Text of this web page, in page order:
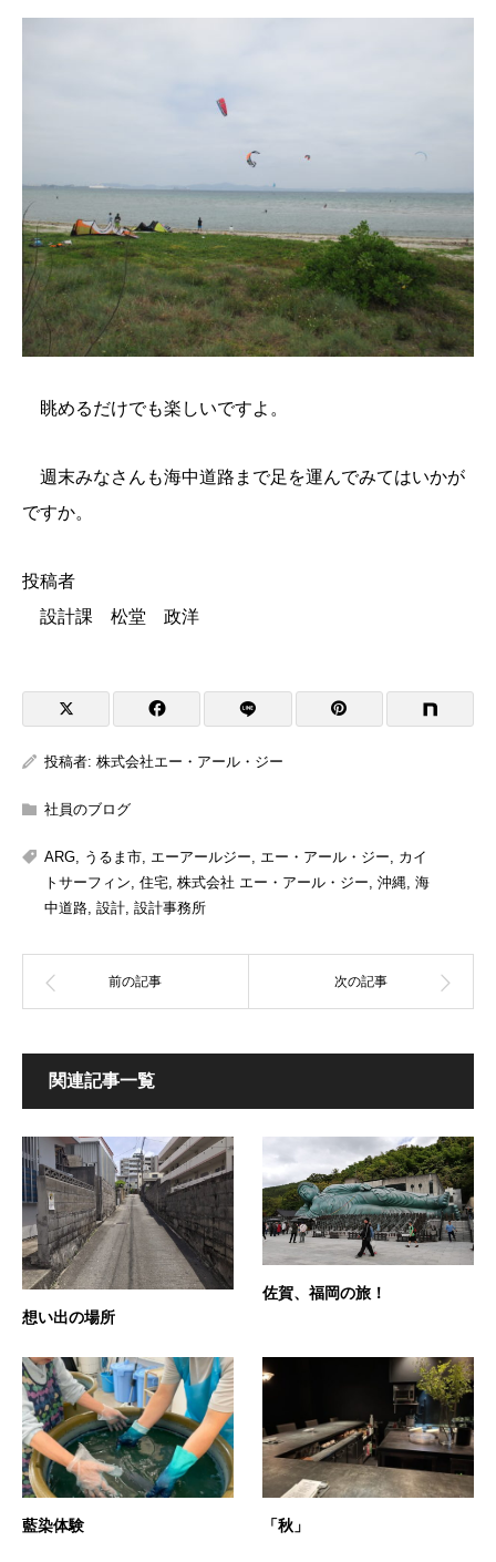
眺めるだけでも楽しいですよ。
週末みなさんも海中道路まで足を運んでみてはいかが
ですか。
投稿者
設計課 松堂 政洋
投稿者: 株式会社エー・アール・ジー
社員のブログ
ARG うるま市 エーアールジー エー・アール・ジー
カイ
トサーフィン 住宅 株式会社 エー・アール・ジー 沖縄 海
中道路 設計 設計事務所
関連記事一覧
想い出の場所
佐賀、福岡の旅！
藍染体験 「秋」